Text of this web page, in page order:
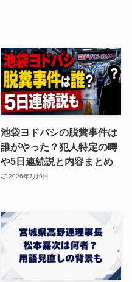
池袋ヨドバシの脱糞事件は
誰がやった？犯人特定の噂
や5日連続説と内容まとめ
2026年7月9日